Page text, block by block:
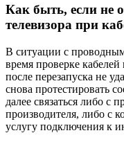
Как быть, если не
телевизора при
В ситуации с
время проверке
после перезапуска не
снова протестировать
далее связаться либо с
производителя, либо с
услугу подключения к